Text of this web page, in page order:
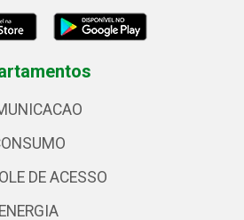
DE ACESSO
ENERGIA